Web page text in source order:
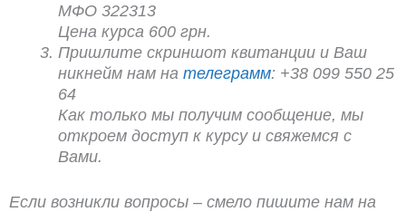
МФО 322313
Цена курса 600 грн.
Пришлите скриншот квитанции и Ваш
никнейм нам на телеграмм: +38 099 550 25
64
Как только мы получим сообщение, мы
откроем доступ к курсу и свяжемся с
Вами.
Если возникли вопросы – смело пишите нам на